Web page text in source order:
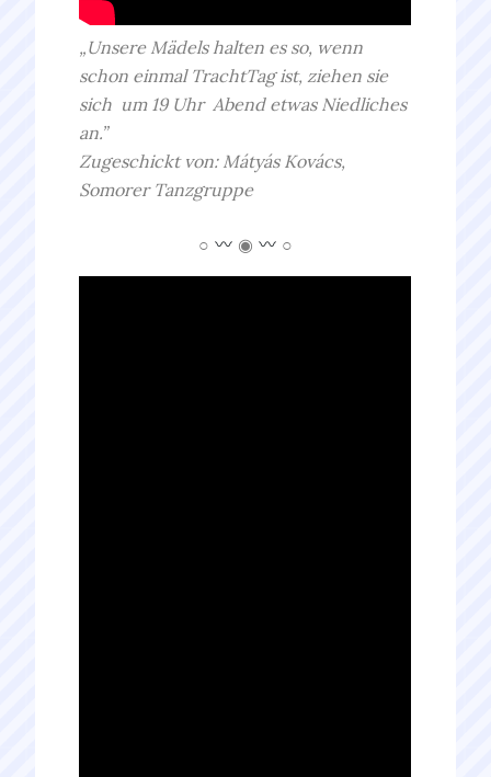
„Unsere Mädels halten es so, wenn
schon einmal TrachtTag ist, ziehen sie
sich um 19 Uhr Abend etwas Niedliches
an.”
Zugeschickt von:Mátyás Kovács,
Somorer Tanzgruppe
○ ◉ ○